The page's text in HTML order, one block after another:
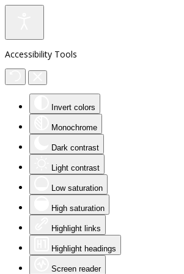
Accessibility Tools
Invert colors
Monochrome
Dark contrast
Light contrast
Low saturation
High saturation
Highlight links
Highlight headings
Screen reader